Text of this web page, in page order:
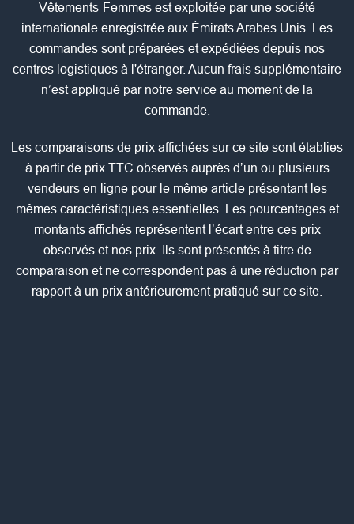
Vêtements-Femmes est exploitée par une société
internationale enregistrée aux Émirats Arabes Unis. Les
commandes sont préparées et expédiées depuis nos
centres logistiques à l'étranger. Aucun frais supplémentaire
n’est appliqué par notre service au moment de la
commande.
Les comparaisons de prix affichées sur ce site sont établies
à partir de prix TTC observés auprès d’un ou plusieurs
vendeurs en ligne pour le même article présentant les
mêmes caractéristiques essentielles. Les pourcentages et
montants affichés représentent l’écart entre ces prix
observés et nos prix. Ils sont présentés à titre de
comparaison et ne correspondent pas à une réduction par
rapport à un prix antérieurement pratiqué sur ce site.